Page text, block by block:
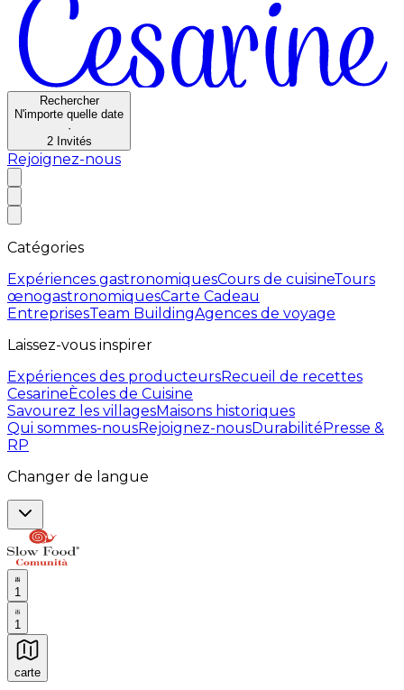
Rechercher
N'importe quelle date
·
2 Invités
Rejoignez-nous
Catégories
Expériences gastronomiquesCours de cuisineTours
œnogastronomiquesCarte Cadeau
EntreprisesTeam BuildingAgences de voyage
Laissez-vous inspirer
Expériences des producteursRecueil de recettes
CesarineÈcoles de Cuisine
Savourez les villagesMaisons historiques
Qui sommes-nousRejoignez-nousDurabilitéPresse &
RP
Changer de langue
1
1
carte